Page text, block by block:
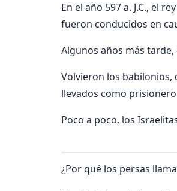
En el año 597 a. J.C., el
fueron conducidos en
Algunos años más tarde,
Volvieron los
llevados como
Poco a poco, los
¿Por qué los persas